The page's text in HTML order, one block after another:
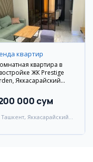
квартир
квартира в
ЖК Prestige
Яккасарайский
000 сум
Ташкент, Яккасарайский